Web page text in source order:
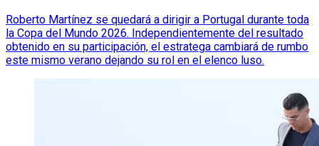
Roberto Martínez se quedará a dirigir a Portugal durante toda
la Copa del Mundo 2026. Independientemente del resultado
obtenido en su participación, el estratega cambiará de rumbo
este mismo verano dejando su rol en el elenco luso.